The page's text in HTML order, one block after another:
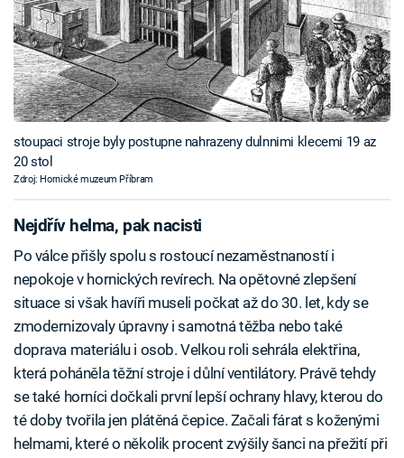
stoupaci stroje byly postupne nahrazeny dulnnimi klecemi 19 az
20 stol
Zdroj: Hornické muzeum Příbram
Nejdřív helma, pak nacisti
Po válce přišly spolu s rostoucí nezaměstnaností i
nepokoje v hornických revírech. Na opětovné zlepšení
situace si však havíři museli počkat až do 30. let, kdy se
zmodernizovaly úpravny i samotná těžba nebo také
doprava materiálu i osob. Velkou roli sehrála elektřina,
která poháněla těžní stroje i důlní ventilátory. Právě tehdy
se také horníci dočkali první lepší ochrany hlavy, kterou do
té doby tvořila jen plátěná čepice. Začali fárat s koženými
helmami, které o několik procent zvýšily šanci na přežití při